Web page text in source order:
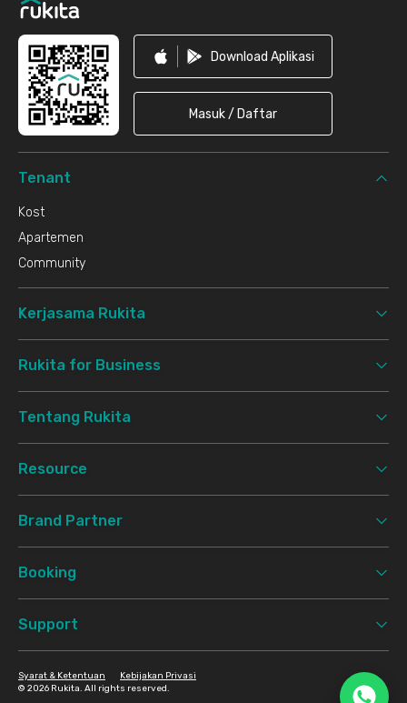
Download Aplikasi
Masuk / Daftar
Tenant
Kost
Apartemen
Community
Kerjasama Rukita
Rukita for Business
Tentang Rukita
Resource
Brand Partner
Booking
Support
© 2026 Rukita. All rights reserved.
Syarat & Ketentuan Kebijakan Privasi